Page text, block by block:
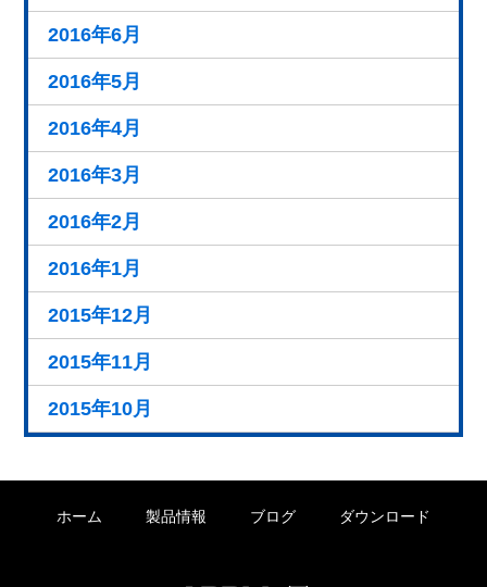
2016年6月
2016年5月
2016年4月
2016年3月
2016年2月
2016年1月
2015年12月
2015年11月
2015年10月
ホーム 製品情報 ブログ ダウンロード